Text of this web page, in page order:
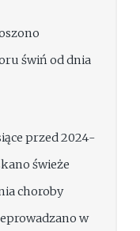
świń od dnia
przed 2024-
świeże
choroby
w